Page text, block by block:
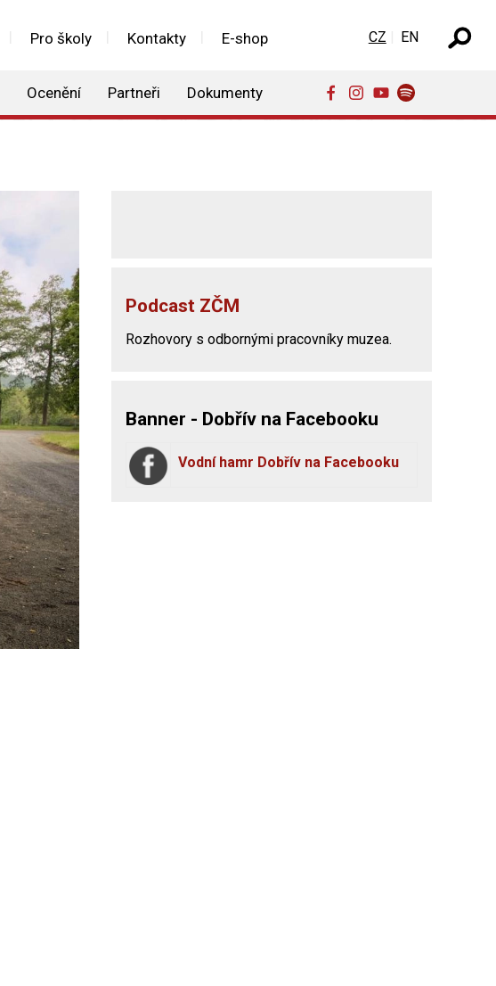
Pro školy Kontakty E-shop
Ocenění Partneři Dokumenty
Zvolte jazyk
CZ EN
Podcast ZČM
Rozhovory s odbornými pracovníky muzea.
Banner - Dobřív na Facebooku
Vodní hamr Dobřív na Facebooku